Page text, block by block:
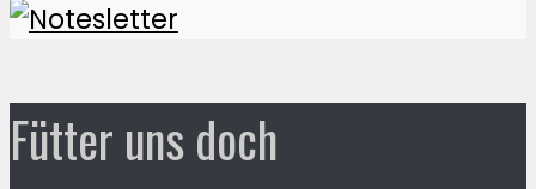
Fütter uns doch